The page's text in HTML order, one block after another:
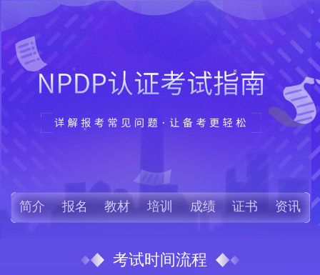
简介 报名 教材 培训 成绩 证书 资讯
考试时间流程